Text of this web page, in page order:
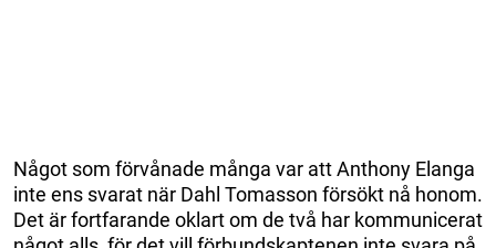
Något som förvånade många var att Anthony Elanga
inte ens svarat när Dahl Tomasson försökt nå honom.
Det är fortfarande oklart om de två har kommunicerat